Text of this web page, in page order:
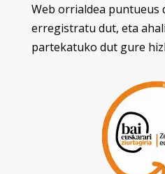
Web orrialdea puntueus
erregistratu dut, eta
partekatuko dut gure